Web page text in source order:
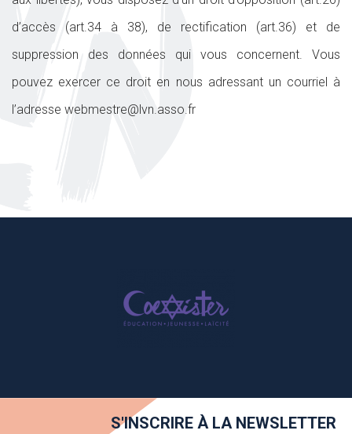
d’accès (art.34 à 38), de rectification (art.36) et de
suppression des données qui vous concernent. Vous
pouvez exercer ce droit en nous adressant un courriel à
l’adresse webmestre@lvn.asso.fr
S'INSCRIRE À LA NEWSLETTER